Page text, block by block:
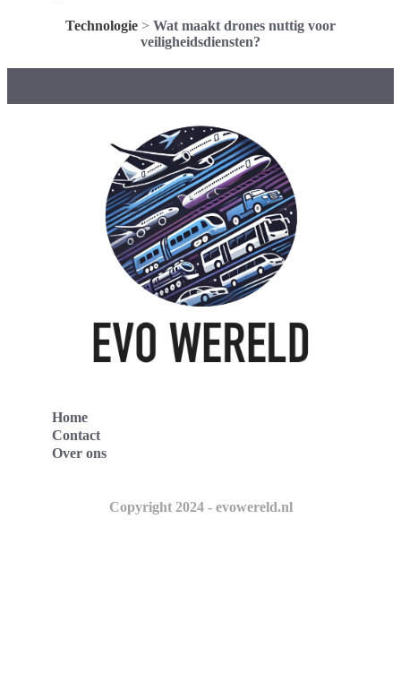
Technologie > Wat maakt drones nuttig voor
veiligheidsdiensten?
Home
Contact
Over ons
Copyright 2024 - evowereld.nl